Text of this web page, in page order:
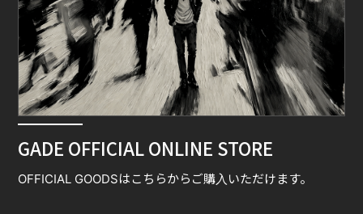
DISCOGRAPHY
PROFILE
GALLERY
GOODS
GADE OFFICIAL ONLINE STORE
OFFICIAL GOODSはこちらからご購入いただけます。